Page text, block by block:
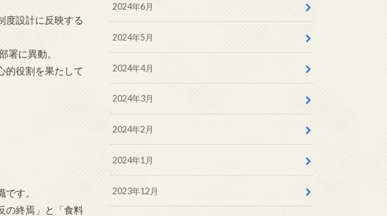
度設計に反映する
署に異動。
的役割を果たして
す。
の終焉」と「食料
2024年6月
2024年5月
2024年4月
2024年3月
2024年2月
2024年1月
2023年12月